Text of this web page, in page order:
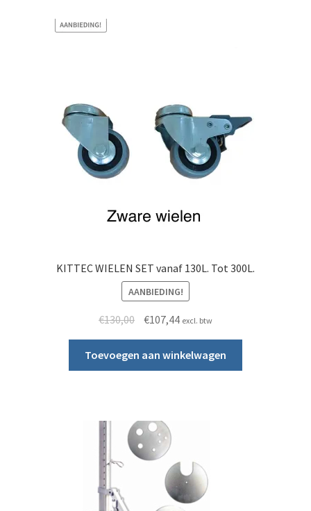
KITTEC WIELEN SET vanaf 130L. Tot 300L.
AANBIEDING!
€130,00 Oorspronkelijke prijs was: €130,00.
€107,44Huidige prijs is: €107,44.
excl. btw
Toevoegen aan winkelwagen